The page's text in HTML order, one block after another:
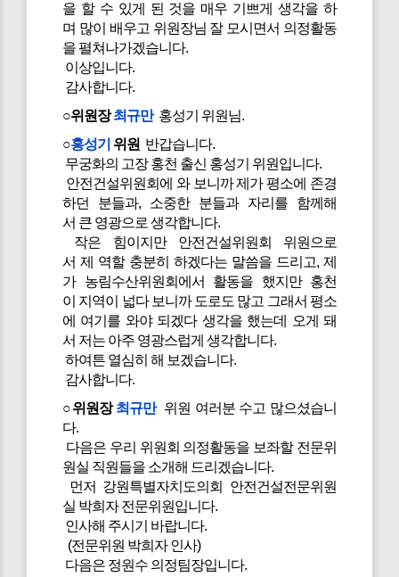
을 할 수 있게 된 것을 매우 기쁘게 생각을 하
며 많이 배우고 위원장님 잘 모시면서 의정활동
을 펼쳐나가겠습니다.
이상입니다.
감사합니다.
○위원장최규만홍성기 위원님.
○홍성기 위원 반갑습니다.
무궁화의 고장 홍천 출신 홍성기 위원입니다.
안전건설위원회에 와 보니까 제가 평소에 존경
하던 분들과, 소중한 분들과 자리를 함께해
서 큰 영광으로 생각합니다.
작은 힘이지만 안전건설위원회 위원으로
서 제 역할 충분히 하겠다는 말씀을 드리고, 제
가 농림수산위원회에서 활동을 했지만 홍천
이 지역이 넓다 보니까 도로도 많고 그래서 평소
에 여기를 와야 되겠다 생각을 했는데 오게 돼
서 저는 아주 영광스럽게 생각합니다.
하여튼 열심히 해 보겠습니다.
감사합니다.
○위원장최규만위원 여러분 수고 많으셨습니
다.
다음은 우리 위원회 의정활동을 보좌할 전문위
원실 직원들을 소개해 드리겠습니다.
먼저 강원특별자치도의회 안전건설전문위원
실 박희자 전문위원입니다.
인사해 주시기 바랍니다.
(전문위원 박희자 인사)
다음은 정원수 의정팀장입니다.